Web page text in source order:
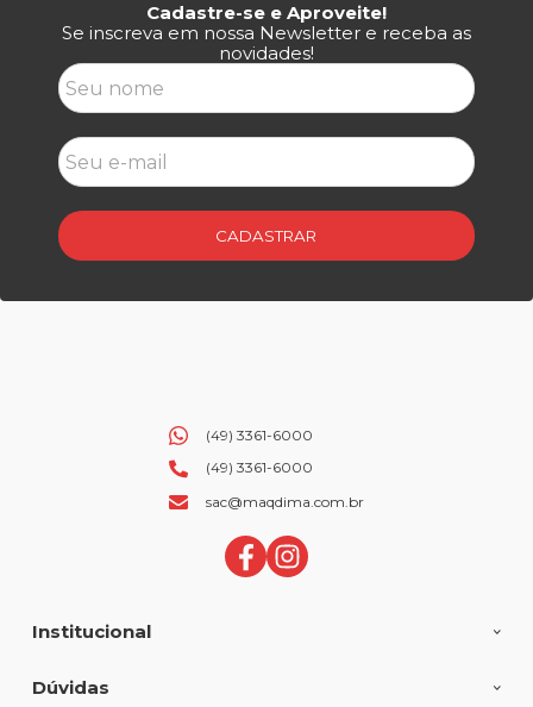
Cadastre-se e Aproveite!
Se inscreva em nossa Newsletter e receba as
novidades!
CADASTRAR
Institucional
Dúvidas
(49) 3361-6000
(49) 3361-6000
sac@maqdima.com.br